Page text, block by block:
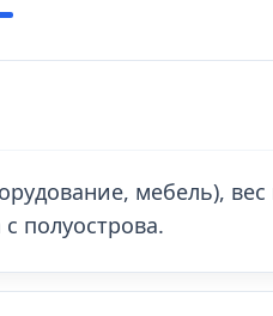
мебель),
полуострова.